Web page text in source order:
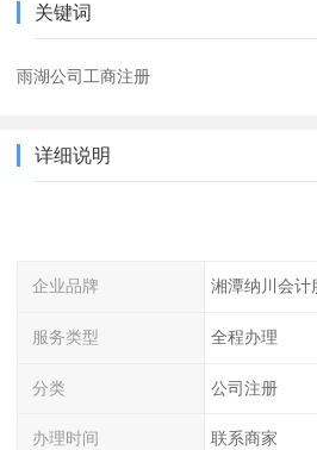
关键词
雨湖公司工商注册
详细说明
企业品牌 湘潭纳川会计
服务类型 全程办理
分类 公司注册
办理时间 联系商家